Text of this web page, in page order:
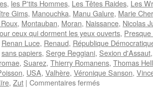
, les P'tits Hommes, Les Têtes Raides, Les
Gims, Manouchka, Manu Galure, Marie
, Montauban, Moran, Naissance, Nicolas
ceux qui dorment les yeux ouverts, Presque
Renan Luce, Renaud, République
sans papiers, Serge Reggiani, Sexion d'Assaut
, Suarez, Thierry Romanens, Thomas
, USA, Valhère, Véronique Sanson,
, Zut | Commentaires ferméssur